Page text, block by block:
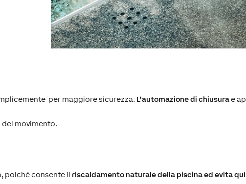
per maggiore sicurezza. L’automazione di chiusurae
del movimento.
poiché consente il riscaldamento naturale della piscina ed evita